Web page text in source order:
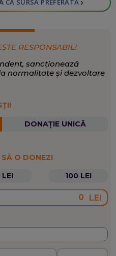
CA SURSĂ PREFERATĂ ›
RESPONSABIL!
sancționează
normalitate și dezvoltare
DONAȚIE UNICĂ
SĂ O DONEZI
100 LEI
LEI